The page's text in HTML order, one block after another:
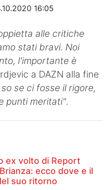
16:05
alle critiche
stati bravi. Noi
l'importante è
a DAZN alla fine
se ci fosse il rigore,
punti meritati".
ex volto di Report
ecco dove e il
suo ritorno